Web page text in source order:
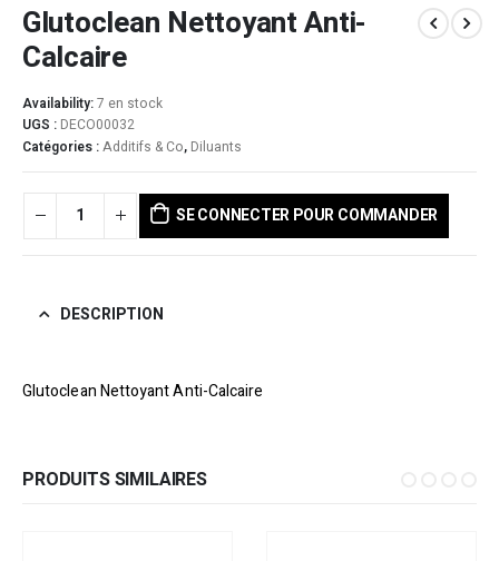
Glutoclean Nettoyant Anti-
Calcaire
Availability:7 en stock
UGS : DECO00032
Catégories :Additifs & Co, Diluants
SE CONNECTER POUR COMMANDER
DESCRIPTION
Glutoclean Nettoyant Anti-Calcaire
PRODUITS SIMILAIRES